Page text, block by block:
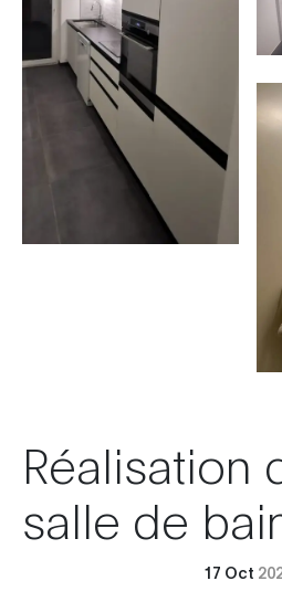
Réalisation
salle de
17 Oct